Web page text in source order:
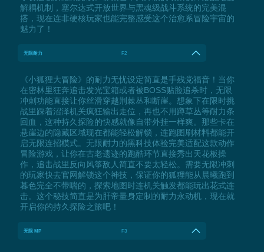
解耦机制，塞尔达式开放世界与黑魂级战斗系统的完美混
搭，现在连非硬核玩家也能完整感受这个治愈系冒险宇宙的
魅力了！
无限耐力 F2
《小狐狸大冒险》的耐力无忧设定简直是手残党福音！当你
在密林里狂奔追击发光宝箱或者被BOSS贴脸追杀时，无限
冲刺功能直接让你丝滑穿越荆棘丛和断崖。想象下在限时挑
战里踩着沼泽机关疯狂输出走位，再也不用蹲草丛等耐力条
回血，这种持久探险的快感就像自带外挂一样爽。那些卡在
悬崖边的隐藏区域现在都能轻松解锁，连跑图刷材料都能开
启无限连招模式。无限耐力的黑科技体验完美适配这款动作
冒险游戏，让你在古老遗迹的跑酷环节直接秀出天花板操
作，追击战里反向风筝敌人简直不要太轻松。需要无限冲刺
的玩家快去官网解锁这个神技，保证你的狐狸能从晨曦跑到
暮色完全不带喘的，探索地图时连机关触发都能玩出花式连
击。这个秘技简直是为肝帝量身定制的耐力永动机，现在就
开启你的持久探险之旅吧！
无限 MP F3